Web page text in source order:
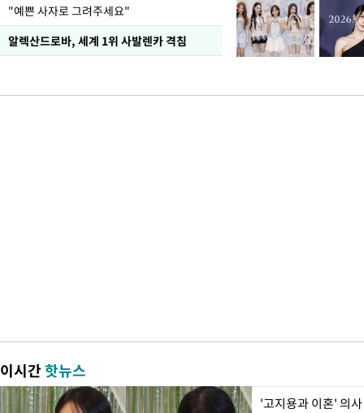
"예쁜 사자로 그려주세요"
알렉산드로바, 세계 1위 사발렌카 격침
이시간핫뉴스
'고지용과 이혼' 의